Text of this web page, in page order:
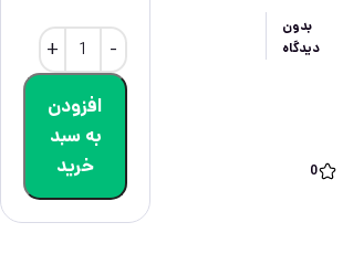
بدون
دیدگاه
0
افزودن
به سبد
خرید